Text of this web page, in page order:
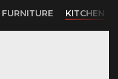
FURNITURE KITCHEN